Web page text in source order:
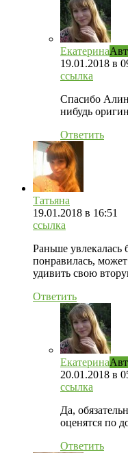
Екатерина
19.01.2018 в
ссылка
Спасибо
нибудь
Ответить
Татьяна
19.01.2018 в 16:51
ссылка
Раньше увлекалась
понравилась,
удивить свою
Ответить
Екатерина
20.01.2018 в
ссылка
Да,
оценятся по
Ответить